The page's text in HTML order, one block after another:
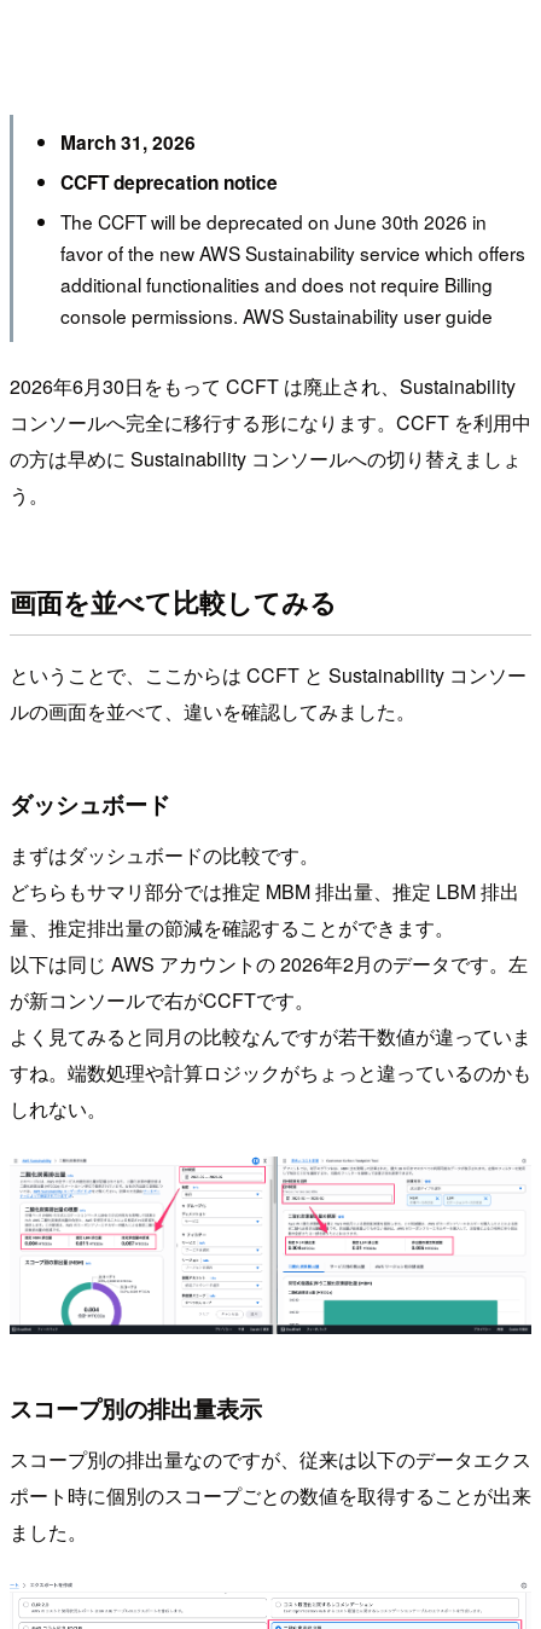
March 31, 2026
CCFT deprecation notice
The CCFT will be deprecated on June 30th 2026 in
favor of the new AWS Sustainability service which offers
additional functionalities and does not require Billing
console permissions. AWS Sustainability user guide
2026年6月30日をもって CCFT は廃止され、Sustainability
コンソールへ完全に移行する形になります。CCFT を利用中
の方は早めに Sustainability コンソールへの切り替えましょ
う。
画面を並べて比較してみる
ということで、ここからは CCFT と Sustainability コンソー
ルの画面を並べて、違いを確認してみました。
ダッシュボード
まずはダッシュボードの比較です。
どちらもサマリ部分では推定 MBM 排出量、推定 LBM 排出
量、推定排出量の節減を確認することができます。
以下は同じ AWS アカウントの 2026年2月のデータです。左
が新コンソールで右がCCFTです。
よく見てみると同月の比較なんですが若干数値が違っていま
すね。端数処理や計算ロジックがちょっと違っているのかも
しれない。
スコープ別の排出量表示
スコープ別の排出量なのですが、従来は以下のデータエクス
ポート時に個別のスコープごとの数値を取得することが出来
ました。